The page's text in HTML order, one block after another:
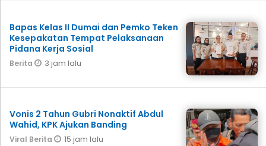
Bapas Kelas II Dumai dan Pemko Teken
Kesepakatan Tempat Pelaksanaan
Pidana Kerja Sosial
Berita 3 jam lalu
Vonis 2 Tahun Gubri Nonaktif Abdul
Wahid, KPK Ajukan Banding
Viral Berita 15 jam lalu